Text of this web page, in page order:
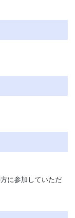
に参加していただ